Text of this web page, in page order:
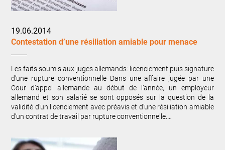
19.06.2014
Contestation d’une résiliation amiable pour menace
Les faits soumis aux juges allemands: licenciement puis signature
d’une rupture conventionnelle Dans une affaire jugée par une
Cour d’appel allemande au début de l’année, un employeur
allemand et son salarié se sont opposés sur la question de la
validité d’un licenciement avec préavis et d’une résiliation amiable
d’un contrat de travail par rupture conventionnelle.…